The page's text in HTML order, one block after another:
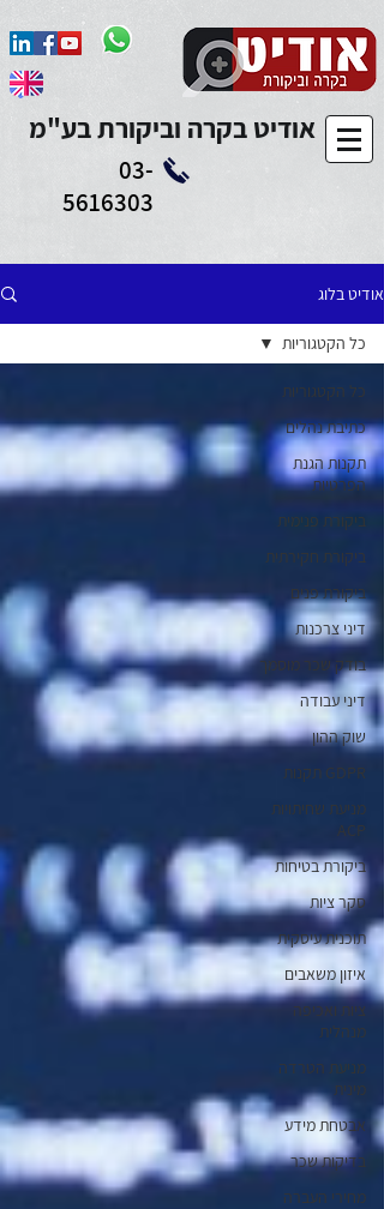
Add to Calendar
אודיט בקרה וביקורת בע"מ
03-
5616303
אודיט בלוג
כל הקטגוריות
כתיבת נהלים
תקנות הגנת
הפרטיות
ביקורת פנימית
ביקורת חקירתית
ביקורת פנים
דיני צרכנות
בודק שכר מוסמך
דיני עבודה
שוק ההון
GDPR תקנות
מניעת שחיתויות
ACP
ביקורת בטיחות
סקר ציות
תוכנית עיסקית
איזון משאבים
ציות ואכיפה
מנהלית
מניעת הטרדה
מינית
אבטחת מידע
בדיקות שכר
מחירי העברה
כל הקטגוריות